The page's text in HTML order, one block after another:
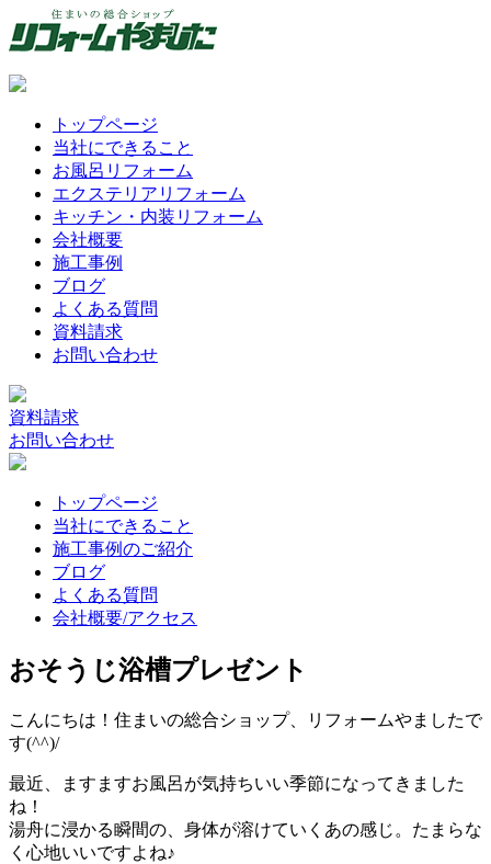
トップページ
当社にできること
お風呂リフォーム
エクステリアリフォーム
キッチン・内装リフォーム
会社概要
施工事例
ブログ
よくある質問
資料請求
お問い合わせ
資料請求
お問い合わせ
トップページ
当社にできること
施工事例のご紹介
ブログ
よくある質問
会社概要/アクセス
おそうじ浴槽プレゼント
こんにちは！住まいの総合ショップ、リフォームやましたで
す(^^)/
最近、ますますお風呂が気持ちいい季節になってきました
ね！
湯舟に浸かる瞬間の、身体が溶けていくあの感じ。たまらな
く心地いいですよね♪